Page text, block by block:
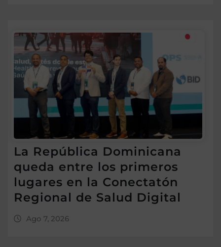
La República Dominicana
queda entre los primeros
lugares en la Conectatón
Regional de Salud Digital
Ago 7, 2026